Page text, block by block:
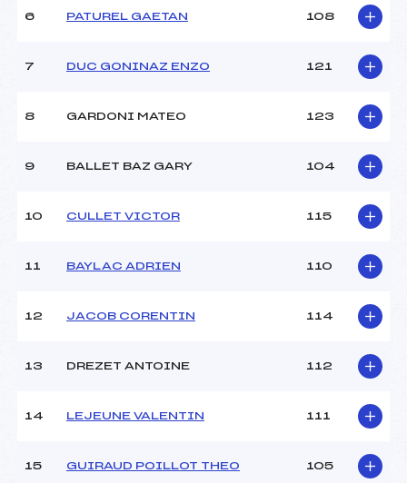
90.0000
Catégorie :
U17
C-C-D
6 PATUREL GAETAN 108
7 DUC GONINAZ ENZO 121
8 GARDONI MATEO 123
9 BALLET BAZ GARY 104
10 CULLET VICTOR 115
11 BAYLAC ADRIEN 110
12 JACOB CORENTIN 114
13 DREZET ANTOINE 112
14 LEJEUNE VALENTIN 111
15 GUIRAUD POILLOT THEO 105